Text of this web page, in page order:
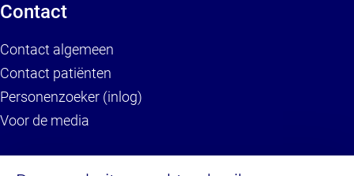
Contact
Contact algemeen
Contact patiënten
Personenzoeker (inlog)
Voor de media
Service